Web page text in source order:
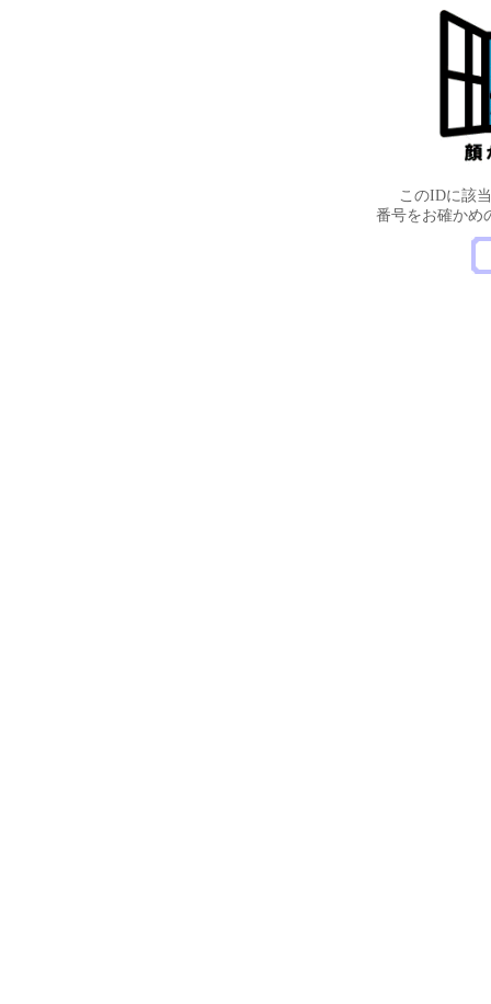
このIDに該
番号をお確かめ